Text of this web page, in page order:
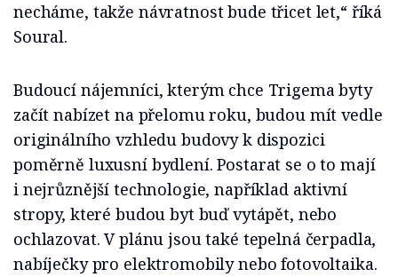
necháme, takže návratnost bude třicet let,“ říká
Soural.
Budoucí nájemníci, kterým chce Trigema byty
začít nabízet na přelomu roku, budou mít vedle
originálního vzhledu budovy k dispozici
poměrně luxusní bydlení. Postarat se o to mají
i nejrůznější technologie, například aktivní
stropy, které budou byt buď vytápět, nebo
ochlazovat. V plánu jsou také tepelná čerpadla,
nabíječky pro elektromobily nebo fotovoltaika.